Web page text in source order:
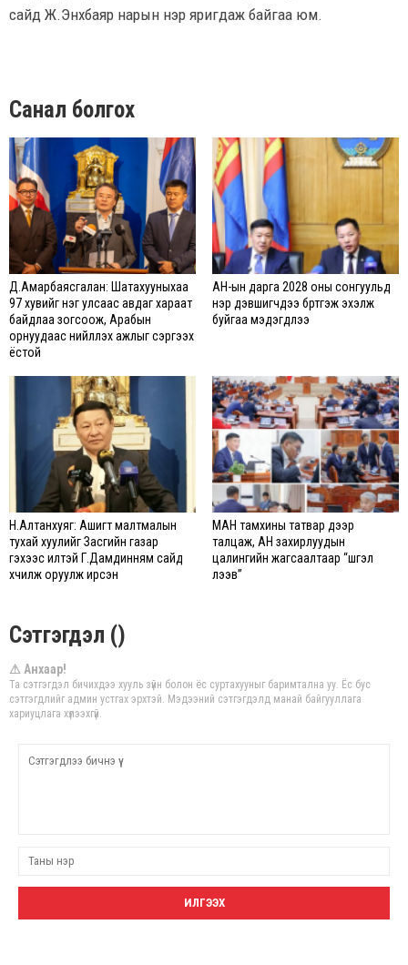
сайд Ж.Энхбаяр нарын нэр яригдаж байгаа юм.
Санал болгох
Д.Амарбаясгалан: Шатахууныхаа
97 хувийг нэг улсаас авдаг хараат
байдлаа зогсоож, Арабын
орнуудаас нийлүүлэх ажлыг сэргээх
ёстой
АН-ын дарга 2028 оны сонгуульд
нэр дэвшигчдээ бүртгэж эхэлж
буйгаа мэдэгдлээ
Н.Алтанхуяг: Ашигт малтмалын
тухай хуулийг Засгийн газар
гэхээс илүүтэй Г.Дамдинням сайд
хүчилж оруулж ирсэн
МАН тамхины татвар дээр
талцаж, АН захирлуудын
цалингийн жагсаалтаар “шүгэл
үлээв”
Сэтгэгдэл ()
⚠ Анхаар!
Та сэтгэгдэл бичихдээ хууль зүйн болон ёс суртахууныг баримтална уу. Ёс бус
сэтгэгдлийг админ устгах эрхтэй. Мэдээний сэтгэгдэлд манай байгууллага
хариуцлага хүлээхгүй.